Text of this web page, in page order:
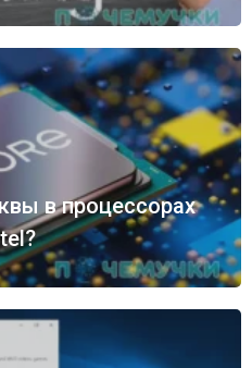
в процессорах